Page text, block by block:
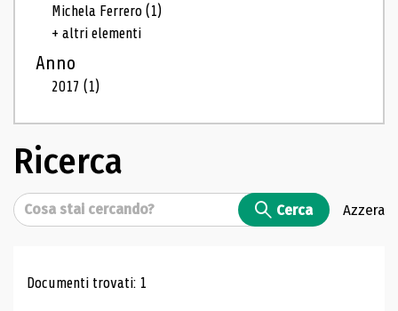
Michela Ferrero(1)
+ altri elementi
Anno
2017(1)
Ricerca
Cerca Cerca Azzera
Risultati di ricerca
Documenti trovati: 1